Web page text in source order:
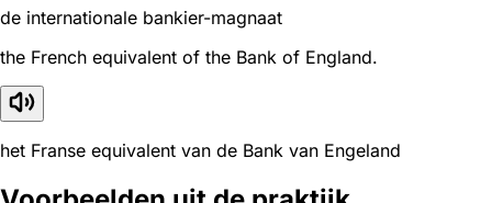
de internationale bankier-magnaat
the French equivalent of the Bank of England.
het Franse equivalent van de Bank van Engeland